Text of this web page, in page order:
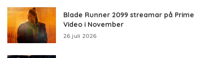
Blade Runner 2099 streamar på Prime
Video i November
26 juli 2026